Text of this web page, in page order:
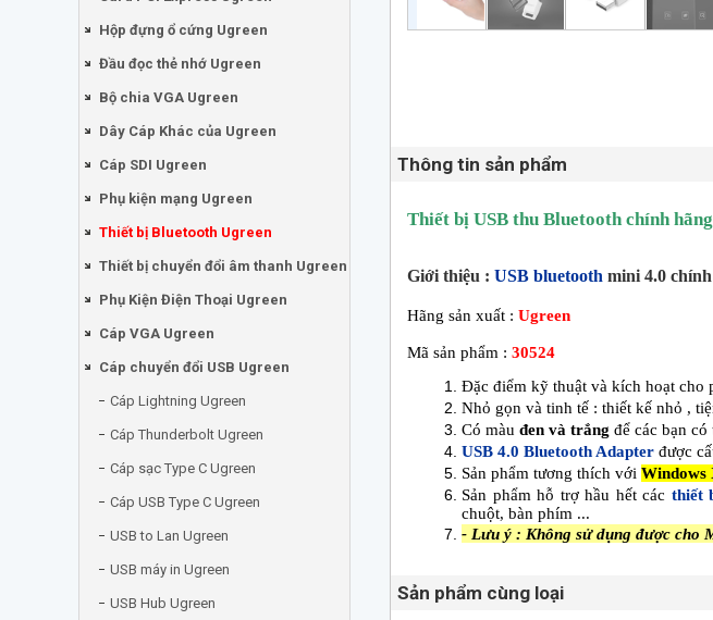
Hộp đựng ổ cứng Ugreen
Đầu đọc thẻ nhớ Ugreen
Bộ chia VGA Ugreen
Dây Cáp Khác của Ugreen
Cáp SDI Ugreen
Phụ kiện mạng Ugreen
Thiết bị Bluetooth Ugreen
Thiết bị chuyển đổi âm thanh Ugreen
Phụ Kiện Điện Thoại Ugreen
Cáp VGA Ugreen
Cáp chuyển đổi USB Ugreen
Cáp Lightning Ugreen
Cáp Thunderbolt Ugreen
Cáp sạc Type C Ugreen
Cáp USB Type C Ugreen
USB to Lan Ugreen
USB máy in Ugreen
USB Hub Ugreen
Thông tin sản phẩm
Thiết bị USB thu Bluetooth chính
Giới thiệu : USB bluetooth mini 4.0
Hãng sản xuất : Ugreen
Mã sản phẩm : 30524
Đặc điểm kỹ thuật và kích hoạt cho
Nhỏ gọn và tinh tế : thiết kế nhỏ ,
Có màu đen và trắng để các bạn
USB 4.0 Bluetooth Adapter được
Sản phẩm tương thích với Windows
Sản phẩm hỗ trợ hầu hết các thiết
chuột, bàn phím ...
- Lưu ý : Không sử dụng được cho
Sản phẩm cùng loại